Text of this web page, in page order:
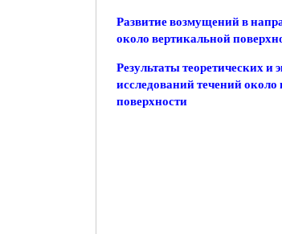
Развитие возмущений в
около вертикальной
Результаты теоретических и
исследований течений около
поверхности